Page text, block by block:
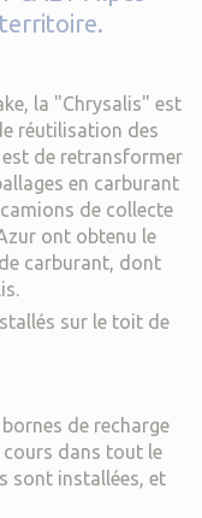
la "Chrysalis" est
réutilisation des
de retransformer
en carburant
de collecte
ont obtenu le
carburant, dont
sur le toit de
de recharge
cours dans tout le
sont installées, et